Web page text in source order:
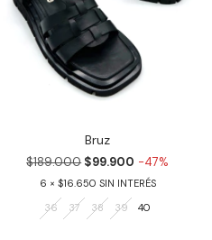
Bruz
$189.000 $99.900 -47%
6
$16.650
36
37 38 39 40